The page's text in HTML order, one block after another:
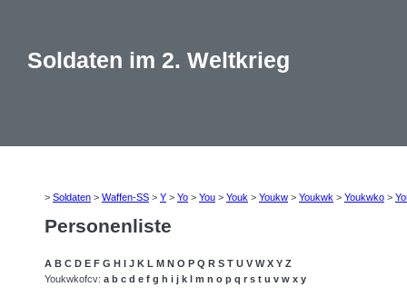
Soldaten im 2. Weltkrieg
> Soldaten > Waffen-SS > Y > Yo > You > Youk > Youkw > Youkwk > Youkwko >
Personenliste
A B C D E F G H I J K L M N O P Q R S T U V W X Y Z
Youkwkofcv: a b c d e f g h i j k l m n o p q r s t u v w x y